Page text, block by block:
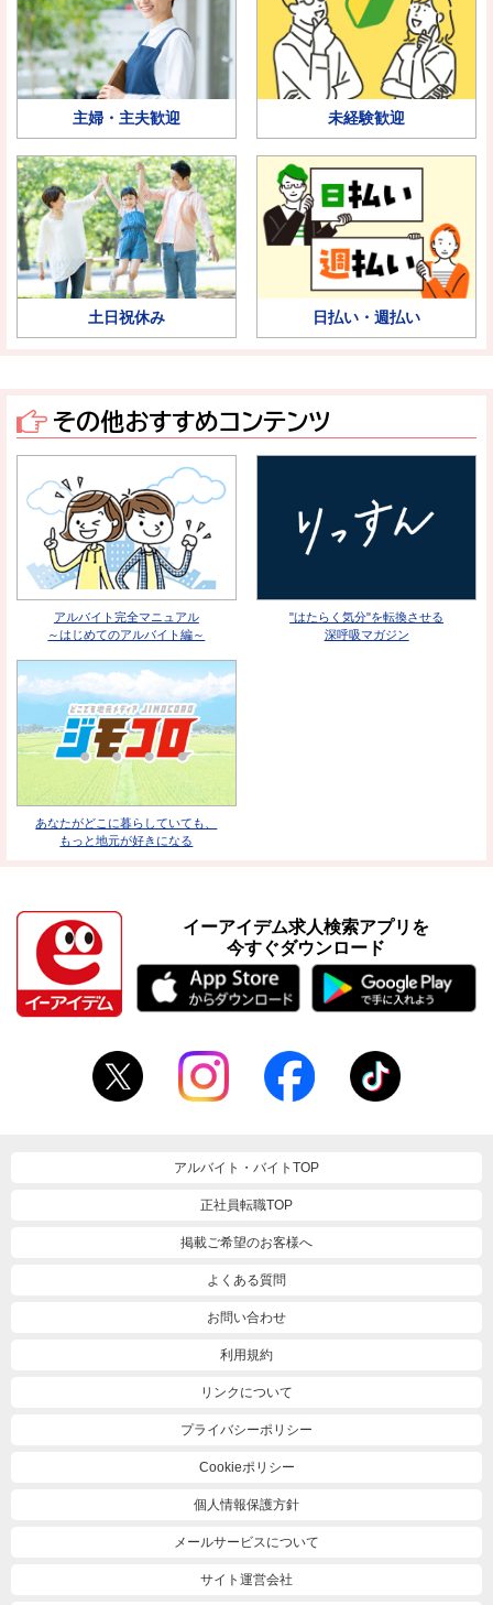
主婦・主夫歓迎 未経験歓迎
土日祝休み 日払い・週払い
その他おすすめコンテンツ
アルバイト完全マニュアル
～はじめてのアルバイト編～
"はたらく気分"を転換させる
深呼吸マガジン
あなたがどこに暮らしていても、
もっと地元が好きになる
イーアイデム求人検索アプリを
今すぐダウンロード
アルバイト・バイトTOP
正社員転職TOP
掲載ご希望のお客様へ
よくある質問
お問い合わせ
利用規約
リンクについて
プライバシーポリシー
Cookieポリシー
個人情報保護方針
メールサービスについて
サイト運営会社